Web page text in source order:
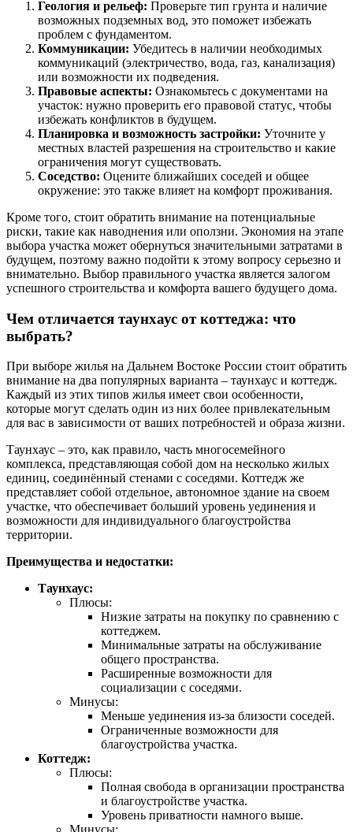
Геология и рельеф: Проверьте тип грунта и наличие
возможных подземных вод, это поможет избежать
проблем с фундаментом.
Коммуникации: Убедитесь в наличии необходимых
коммуникаций (электричество, вода, газ, канализация)
или возможности их подведения.
Правовые аспекты: Ознакомьтесь с документами на
участок: нужно проверить его правовой статус, чтобы
избежать конфликтов в будущем.
Планировка и возможность застройки: Уточните у
местных властей разрешения на строительство и какие
ограничения могут существовать.
Соседство: Оцените ближайших соседей и общее
окружение: это также влияет на комфорт проживания.
Кроме того, стоит обратить внимание на потенциальные
риски, такие как наводнения или оползни. Экономия на этапе
выбора участка может обернуться значительными затратами в
будущем, поэтому важно подойти к этому вопросу серьезно и
внимательно. Выбор правильного участка является залогом
успешного строительства и комфорта вашего будущего дома.
Чем отличается таунхаус от коттеджа: что
выбрать?
При выборе жилья на Дальнем Востоке России стоит обратить
внимание на два популярных варианта – таунхаус и коттедж.
Каждый из этих типов жилья имеет свои особенности,
которые могут сделать один из них более привлекательным
для вас в зависимости от ваших потребностей и образа жизни.
Таунхаус – это, как правило, часть многосемейного
комплекса, представляющая собой дом на несколько жилых
единиц, соединённый стенами с соседями. Коттедж же
представляет собой отдельное, автономное здание на своем
участке, что обеспечивает больший уровень уединения и
возможности для индивидуального благоустройства
территории.
Преимущества и недостатки:
Таунхаус:
Плюсы:
Низкие затраты на покупку по сравнению с
коттеджем.
Минимальные затраты на обслуживание
общего пространства.
Расширенные возможности для
социализации с соседями.
Минусы:
Меньше уединения из-за близости соседей.
Ограниченные возможности для
благоустройства участка.
Коттедж:
Плюсы:
Полная свобода в организации пространства
и благоустройстве участка.
Уровень приватности намного выше.